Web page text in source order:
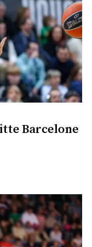
Barcelone